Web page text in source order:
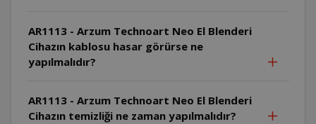
AR1113 - Arzum Technoart Neo El Blenderi
Cihazın kablosu hasar görürse ne
yapılmalıdır?
AR1113 - Arzum Technoart Neo El Blenderi
Cihazın temizliği ne zaman yapılmalıdır?